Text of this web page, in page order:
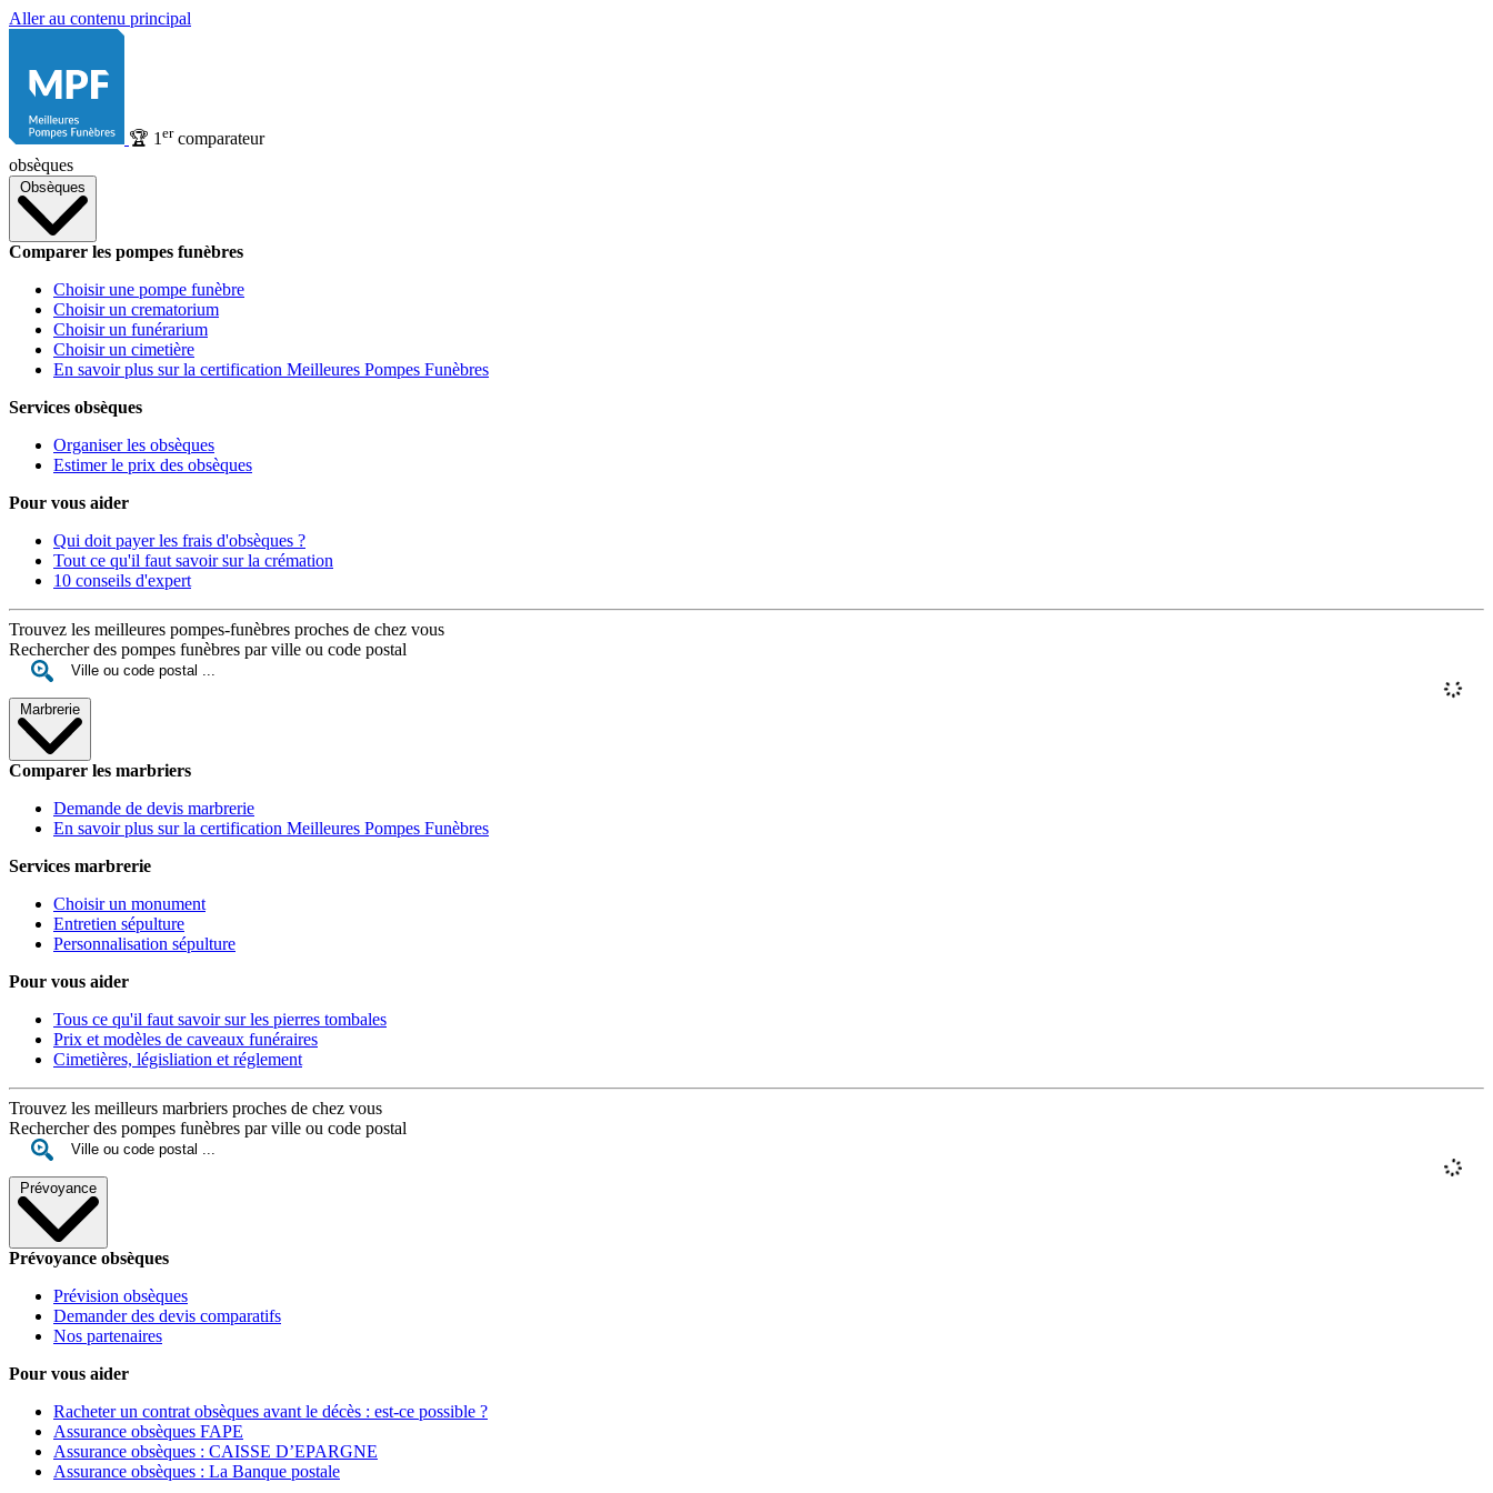
Aller au contenu principal
🏆 1 ercomparateur
obsèques
Obsèques
Comparer les pompes funèbres
Choisir une pompe funèbre
Choisir un crematorium
Choisir un funérarium
Choisir un cimetière
En savoir plus sur la certification Meilleures Pompes Funèbres
Services obsèques
Organiser les obsèques
Estimer le prix des obsèques
Pour vous aider
Qui doit payer les frais d'obsèques ?
Tout ce qu'il faut savoir sur la crémation
10 conseils d'expert
Trouvez les meilleures pompes-funèbres proches de chez vous
Rechercher des pompes funèbres par ville ou code postal
Marbrerie
Comparer les marbriers
Demande de devis marbrerie
En savoir plus sur la certification Meilleures Pompes Funèbres
Services marbrerie
Choisir un monument
Entretien sépulture
Personnalisation sépulture
Pour vous aider
Tous ce qu'il faut savoir sur les pierres tombales
Prix et modèles de caveaux funéraires
Cimetières, législiation et réglement
Trouvez les meilleurs marbriers proches de chez vous
Rechercher des pompes funèbres par ville ou code postal
Prévoyance
Prévoyance obsèques
Prévision obsèques
Demander des devis comparatifs
Nos partenaires
Pour vous aider
Racheter un contrat obsèques avant le décès : est-ce possible ?
Assurance obsèques FAPE
Assurance obsèques : CAISSE D’EPARGNE
Assurance obsèques : La Banque postale